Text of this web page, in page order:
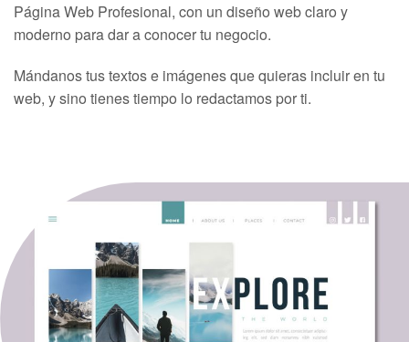
Página Web Profesional, con un diseño web claro y
moderno para dar a conocer tu negocio.
Mándanos tus textos e imágenes que quieras incluir en tu
web, y sino tienes tiempo lo redactamos por ti.